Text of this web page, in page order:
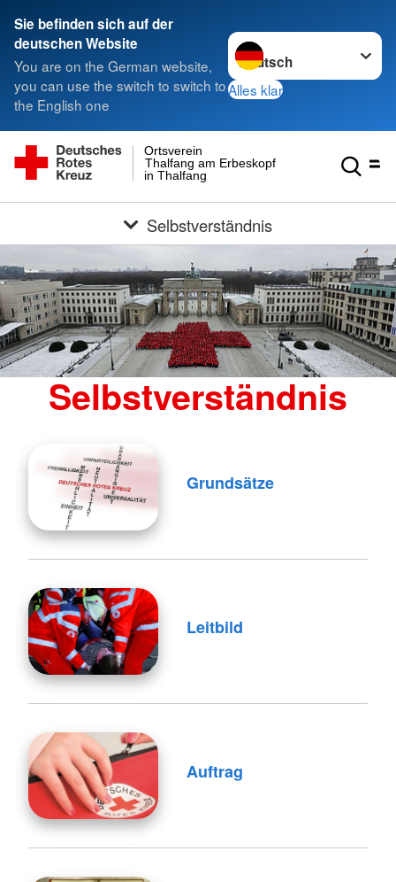
Sie befinden sich auf der
deutschen Website
You are on the German website,
you can use the switch to switch to
the English one
Sprache wechseln zu
Alles klar
in Thalfang
Thalfang am Erbeskopf e.V.
Ortsverein
Selbstverständnis
Selbstverständnis
Grundsätze
Leitbild
Auftrag